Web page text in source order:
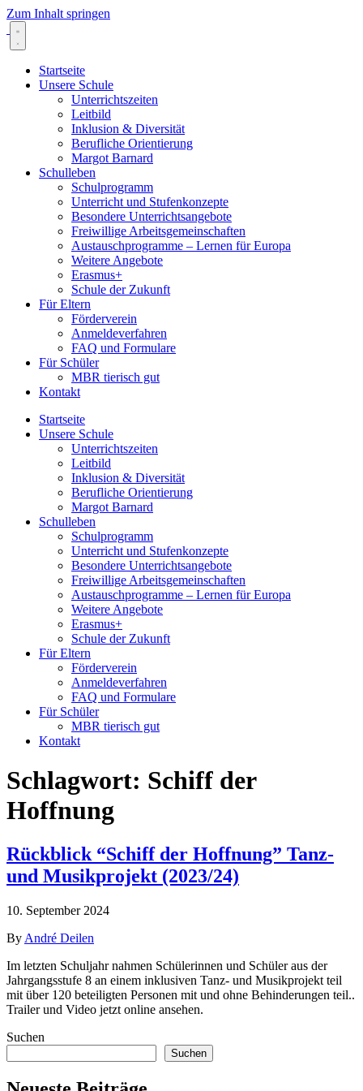
Zum Inhalt springen
Startseite
Unsere Schule
Unterrichtszeiten
Leitbild
Inklusion & Diversität
Berufliche Orientierung
Margot Barnard
Schulleben
Schulprogramm
Unterricht und Stufenkonzepte
Besondere Unterrichtsangebote
Freiwillige Arbeitsgemeinschaften
Austauschprogramme – Lernen für Europa
Weitere Angebote
Erasmus+
Schule der Zukunft
Für Eltern
Förderverein
Anmeldeverfahren
FAQ und Formulare
Für Schüler
MBR tierisch gut
Kontakt
Startseite
Unsere Schule
Unterrichtszeiten
Leitbild
Inklusion & Diversität
Berufliche Orientierung
Margot Barnard
Schulleben
Schulprogramm
Unterricht und Stufenkonzepte
Besondere Unterrichtsangebote
Freiwillige Arbeitsgemeinschaften
Austauschprogramme – Lernen für Europa
Weitere Angebote
Erasmus+
Schule der Zukunft
Für Eltern
Förderverein
Anmeldeverfahren
FAQ und Formulare
Für Schüler
MBR tierisch gut
Kontakt
Schlagwort: Schiff der
Hoffnung
Rückblick “Schiff der Hoffnung” Tanz-
und Musikprojekt (2023/24)
10. September 2024
By André Deilen
Im letzten Schuljahr nahmen Schülerinnen und Schüler aus der
Jahrgangsstufe 8 an einem inklusiven Tanz- und Musikprojekt teil
mit über 120 beteiligten Personen mit und ohne Behinderungen teil..
Trailer und Video jetzt online ansehen.
Suchen
Suchen